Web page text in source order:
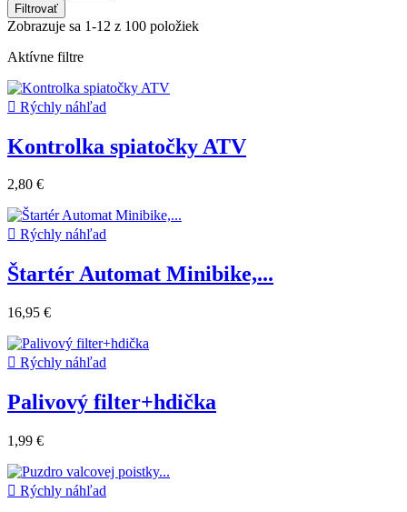
Filtrovať
Zobrazuje sa 1-12 z 100 položiek
Aktívne filtre
 Rýchly náhľad
Kontrolka spiatočky ATV
2,80 €
 Rýchly náhľad
Štartér Automat Minibike,...
16,95 €
 Rýchly náhľad
Palivový filter+hdička
1,99 €
 Rýchly náhľad